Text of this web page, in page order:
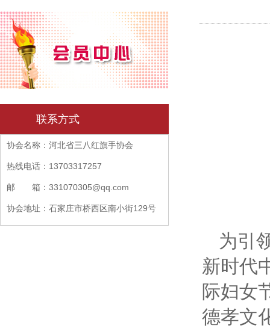
联系方式
协会名称：河北省三八红旗手协会
热线电话：13703317257
邮 箱：331070305@qq.com
协会地址：石家庄市桥西区南小街129号
为引
新时代
际妇女
德孝文